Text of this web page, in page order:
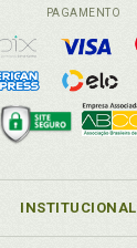
PAGAMENTO
INSTITUCIONAL